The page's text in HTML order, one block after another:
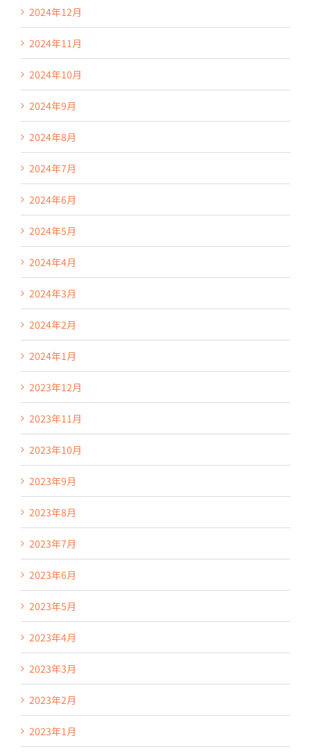
2024年12月
2024年11月
2024年10月
2024年9月
2024年8月
2024年7月
2024年6月
2024年5月
2024年4月
2024年3月
2024年2月
2024年1月
2023年12月
2023年11月
2023年10月
2023年9月
2023年8月
2023年7月
2023年6月
2023年5月
2023年4月
2023年3月
2023年2月
2023年1月